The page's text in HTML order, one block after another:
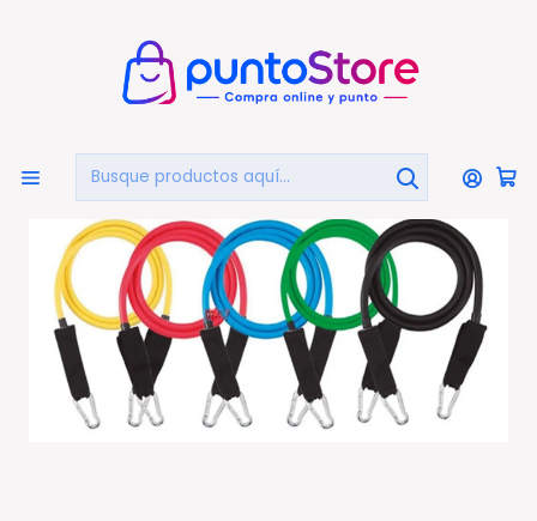
DEPORTES Y FITNESS Bandas Elásticas
Pack De 5 Bandas Elásticas Para Entrenamiento Con
Bolso - Ps